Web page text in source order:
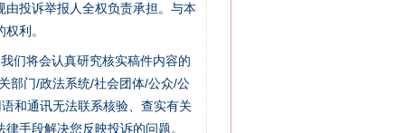
投诉举报人全权负责承担。与本
利。
们将会认真研究核实稿件内容的
部门/政法系统/社会团体/公众/公
和通讯无法联系核验、查实有关
手段解决您反映投诉的问题。